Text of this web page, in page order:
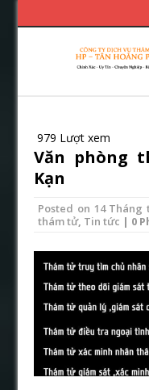
979 Lượt xem
Văn phòng
Kạn
Posted on 14 Tháng
thám tử, Tin tức | 0